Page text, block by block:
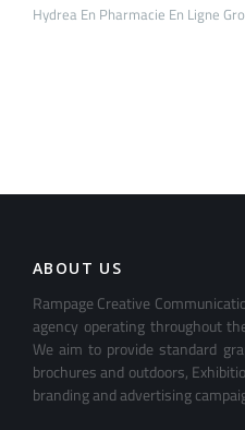
Hydrea En Pharmacie En Ligne
ABOUT US
Rampage Creative
agency operating throughout
We aim to provide standard
brochures and outdoors,
branding and advertising